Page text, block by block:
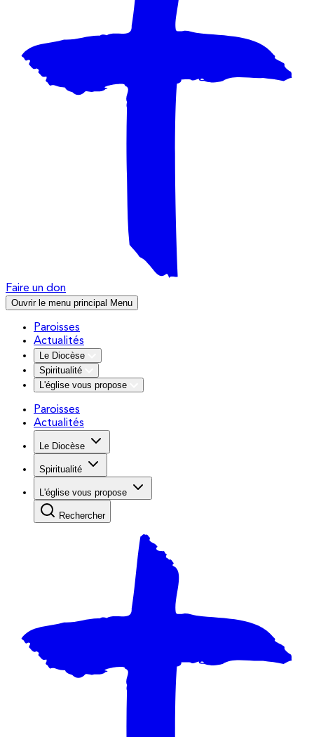
Faire un don
Ouvrir le menu principal Menu
Paroisses
Actualités
Le Diocèse
Spiritualité
L'église vous propose
Paroisses
Actualités
Le Diocèse
Spiritualité
L'église vous propose
Rechercher